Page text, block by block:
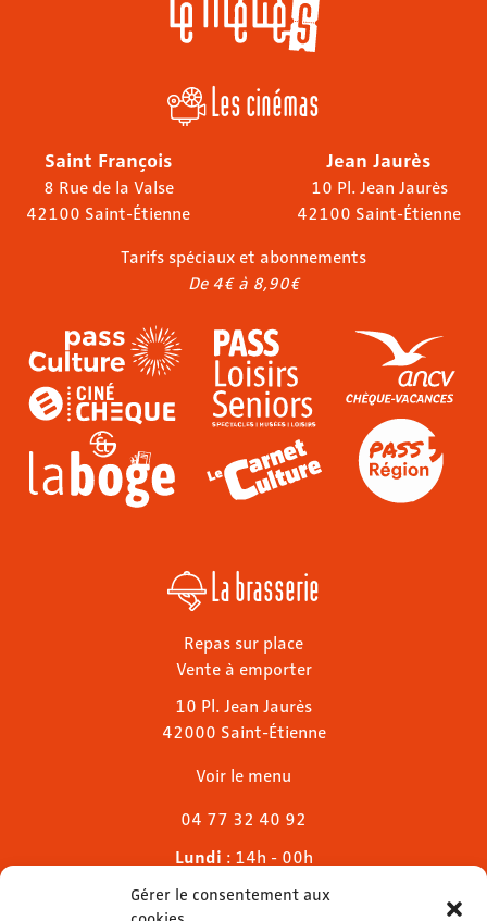
Gérer le consentement aux
Les cinémas
Saint François
8 Rue de la Valse
42100 Saint-Étienne
Jean Jaurès
10 Pl. Jean Jaurès
42100 Saint-Étienne
Tarifs spéciaux et abonnements
De 4€ à 8,90€
La brasserie
Repas sur place
Vente à emporter
10 Pl. Jean Jaurès
42000 Saint-Étienne
Voir le menu
04 77 32 40 92
Lundi : 14h - 00h
Mardi & mercredi
Jeudi